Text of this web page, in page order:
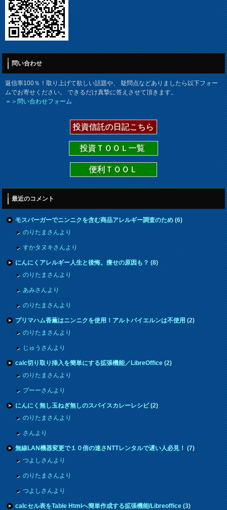
問い合わせ
返信率100％！取り上げて欲しい話題や、 疑問点などありましたら以下フォー
ムでお寄せください。 できるだけ真摯に答えさせて頂きます。
＝＞問い合わせフォーム
投資信託の日記こちら
投資ＴＯＯＬ一覧
便利ＴＯＯＬ
最近のコメント
モスバーガーでニンニクを含む商品アレルギー調査のため(6)
のりたまさんより
すかタヌキさんより
にんにくアレルギー人生と後悔。痩せの原因も？(8)
のりたまさんより
あみさんより
のりたまさんより
プリマハム香薫はニンニクを使用！アルトバイエルンは不使用(2)
のりたまさんより
じゅうさんより
calc切り取り挿入を簡単にする拡張機能／LibreOffice(2)
のりたまさんより
プーーさんより
にんにく無し玉ねぎ無しのスパイスカレーレシピ(2)
のりたまさんより
さんより
無線LAN機器変更で１０倍の速さNTTレンタルで遅い人必見！(7)
つよしさんより
のりたまさんより
つよしさんより
calcセル表をTable Htmlへ簡単作成する拡張機能/Libreoffice(3)